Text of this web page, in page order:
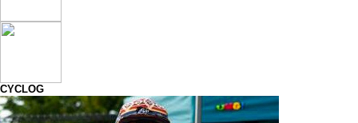
CYCLOG